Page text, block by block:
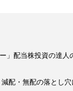
」配当株投資の達
配・無配の落とし